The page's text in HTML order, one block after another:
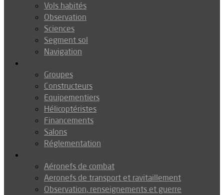
Vols habités
Observation
Sciences
Segment sol
Navigation
Groupes
Constructeurs
Equipementiers
Hélicoptéristes
Financements
Salons
Réglementation
Aéronefs de combat
Aeronefs de transport et ravitaillement
Observation, renseignements et guerre